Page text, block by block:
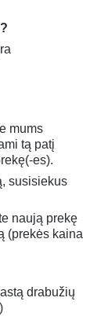
mums
tą patį
es).
susisiekus
naują prekę
(prekės kaina
drabužių